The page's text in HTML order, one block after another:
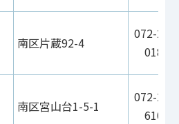
南区片蔵92-4
072-297-
0180
南区宮山台1-5-1
072-291-
6100